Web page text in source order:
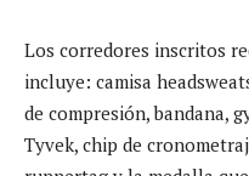
Los corredores inscritos
incluye: camisa
de compresión, bandana,
Tyvek, chip de